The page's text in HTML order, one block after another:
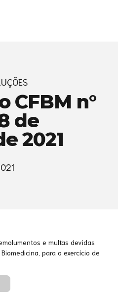
CFBM n°
de
2021
e multas devidas
para o exercício de